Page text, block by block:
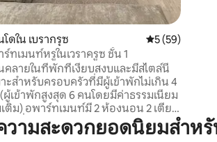
ดใน เบรากรุซ คะแนนเฉลี่ย 5 จ
5 (59)
ทเมนท์หรูในเวราครูซ ชั้น 1
คลายในที่พักที่เงียบสงบและมีสไตล์นี้
ะสำหรับครอบครัวที่มีผู้เข้าพักไม่เกิน 4
ผู้เข้าพักสูงสุด 6 คนโดยมีค่าธรรมเนียม
เติม) อพาร์ทเมนท์มี 2 ห้องนอน 2 เตียง
ว เครื่องปรับอากาศเต็มรูปแบบ ห้องครัว
ปกรณ์ครบครัน ห้องนั่งเล่นที่อบอุ่น
วามสะดวกยอดนิยมสำห